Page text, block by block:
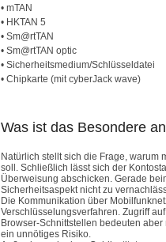
• mTAN
• HKTAN 5
• Sm@rtTAN
• Sm@rtTAN optic
• Sicherheitsmedium/Schlüsseldatei
• Chipkarte (mit cyberJack wave)
Was ist das Besondere
Natürlich stellt sich die Frage, warum
soll. Schließlich lässt sich der
Überweisung abschicken. Gerade
Sicherheitsaspekt nicht zu
Die Kommunikation über
Verschlüsselungsverfahren. Zugriff
Browser-Schnittstellen bedeuten
ein unnötiges Risiko.